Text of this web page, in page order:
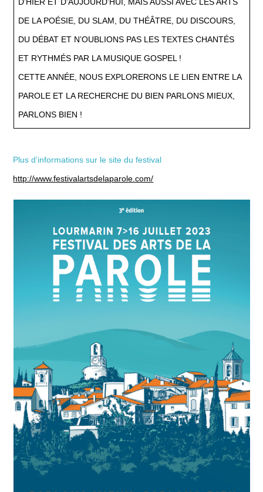
DE LA POÉSIE, DU SLAM, DU THÉÂTRE, DU DISCOURS,
DU DÉBAT ET N’OUBLIONS PAS LES TEXTES CHANTÉS
ET RYTHMÉS PAR LA MUSIQUE GOSPEL !
CETTE ANNÉE, NOUS EXPLORERONS LE LIEN ENTRE LA
PAROLE ET LA RECHERCHE DU BIEN PARLONS MIEUX,
PARLONS BIEN !
Plus d’informations sur le site du festival
http://www.festivalartsdelaparole.com/